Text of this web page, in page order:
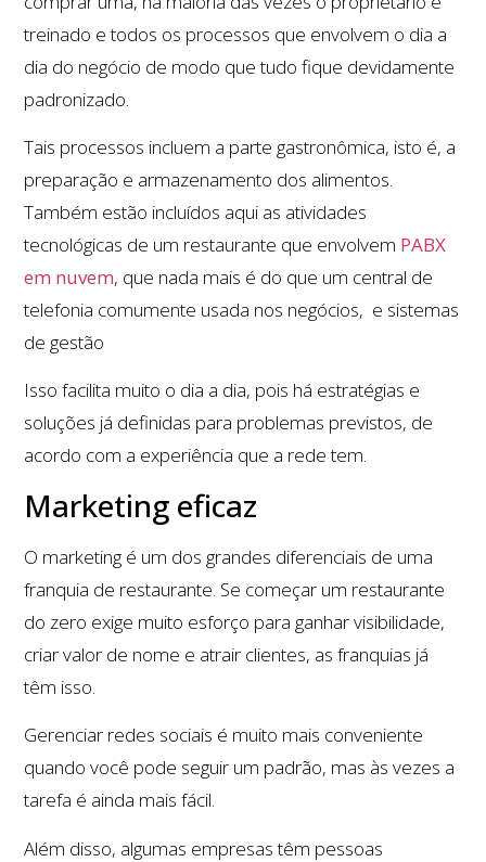
treinado e todos os processos que envolvem o dia a
dia do negócio de modo que tudo fique devidamente
padronizado.
Tais processos incluem a parte gastronômica, isto é, a
preparação e armazenamento dos alimentos.
Também estão incluídos aqui as atividades
tecnológicas de um restaurante que envolvem PABX
em nuvem, que nada mais é do que um central de
telefonia comumente usada nos negócios, e sistemas
de gestão
Isso facilita muito o dia a dia, pois há estratégias e
soluções já definidas para problemas previstos, de
acordo com a experiência que a rede tem.
Marketing eficaz
O marketing é um dos grandes diferenciais de uma
franquia de restaurante. Se começar um restaurante
do zero exige muito esforço para ganhar visibilidade,
criar valor de nome e atrair clientes, as franquias já
têm isso.
Gerenciar redes sociais é muito mais conveniente
quando você pode seguir um padrão, mas às vezes a
tarefa é ainda mais fácil.
Além disso, algumas empresas têm pessoas